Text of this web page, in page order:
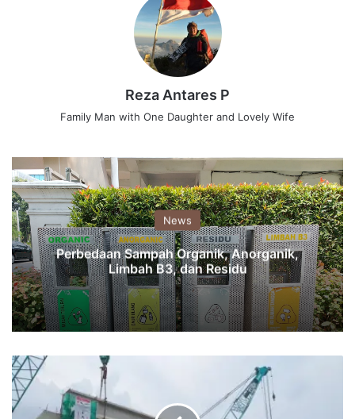
Reza Antares P
Family Man with One Daughter and Lovely Wife
News
Perbedaan Sampah Organik, Anorganik,
Limbah B3, dan Residu
WSBP
Sabet
Kontrak
Eksternal